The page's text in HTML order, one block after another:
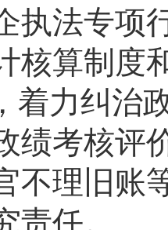
执法专项
核算制度
着力纠治
绩考核评
不理旧账
责任。